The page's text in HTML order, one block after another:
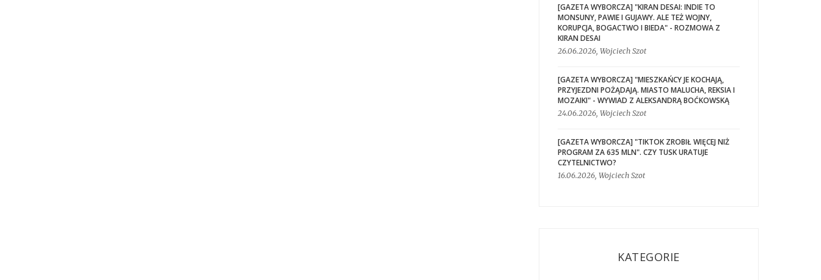
[GAZETA WYBORCZA] "KIRAN DESAI: INDIE TO
MONSUNY, PAWIE I GUJAWY. ALE TEŻ WOJNY,
KORUPCJA, BOGACTWO I BIEDA" - ROZMOWA Z
KIRAN DESAI
26.06.2026, Wojciech Szot
[GAZETA WYBORCZA] "MIESZKAŃCY JE KOCHAJĄ,
PRZYJEZDNI POŻĄDAJĄ. MIASTO MALUCHA, REKSIA I
MOZAIKI" - WYWIAD Z ALEKSANDRĄ BOĆKOWSKĄ
24.06.2026, Wojciech Szot
[GAZETA WYBORCZA] "TIKTOK ZROBIŁ WIĘCEJ NIŻ
PROGRAM ZA 635 MLN". CZY TUSK URATUJE
CZYTELNICTWO?
16.06.2026, Wojciech Szot
KATEGORIE